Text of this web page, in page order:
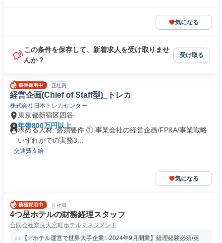
気になる
この条件を保存して、新着求人を受け取りませ
んか？
受け取る
正社員
経営企画(Chief of Staff型)_トレカ
株式会社日本トレカセンター
東京都新宿区四谷
年俸800万円以上
求める人材: 必須要件 ① 事業会社の経営企画/FP&A/事業戦略
いずれかでの実務3...
交通費支給
気になる
正社員
4つ星ホテルの財務経理スタッフ
合同会社奈良大宮町ホテルマネジメント
【✅ホテル運営で世界大手企業✨2024年9月開業】経理経験必須/英